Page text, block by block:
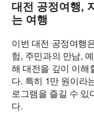
대전 공정여행,
는 여행
이번 대전 공정여행
험, 주민과의 만남,
해 대전을 깊이 이해
다. 특히 1만 원이라
로그램을 즐길 수 있
다.